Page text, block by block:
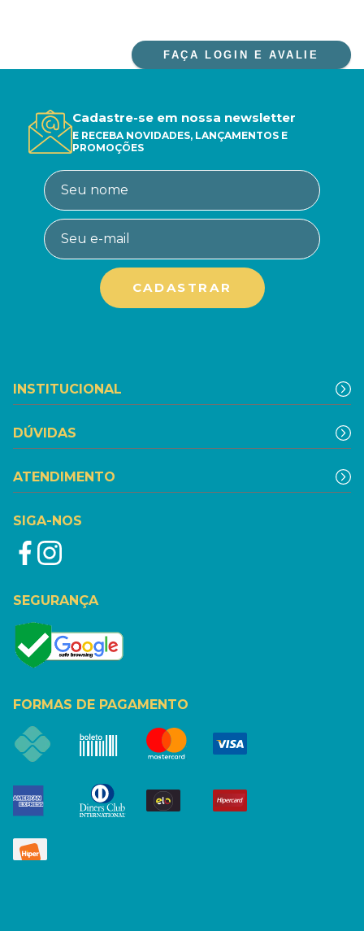
FAÇA LOGIN E AVALIE
Cadastre-se em nossa newsletter
E RECEBA NOVIDADES, LANÇAMENTOS E
PROMOÇÕES
INSTITUCIONAL
DÚVIDAS
ATENDIMENTO
SIGA-NOS
SEGURANÇA
FORMAS DE PAGAMENTO